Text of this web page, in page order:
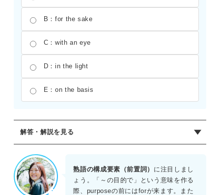
B：for the sake
C：with an eye
D：in the light
E：on the basis
解答・解説を見る
正解：A
「for the purpose of ――ing/名詞」は「――という目的
で」という意味。ここでは「機密性の高い顧客データを保
護するという目的で、会社は新しいセキュリティ規約を導
熟語の構成要素（前置詞） に注目しまし
ょう。「～の目的で」という意味を作る
際、purposeの前にはforが来ます。また